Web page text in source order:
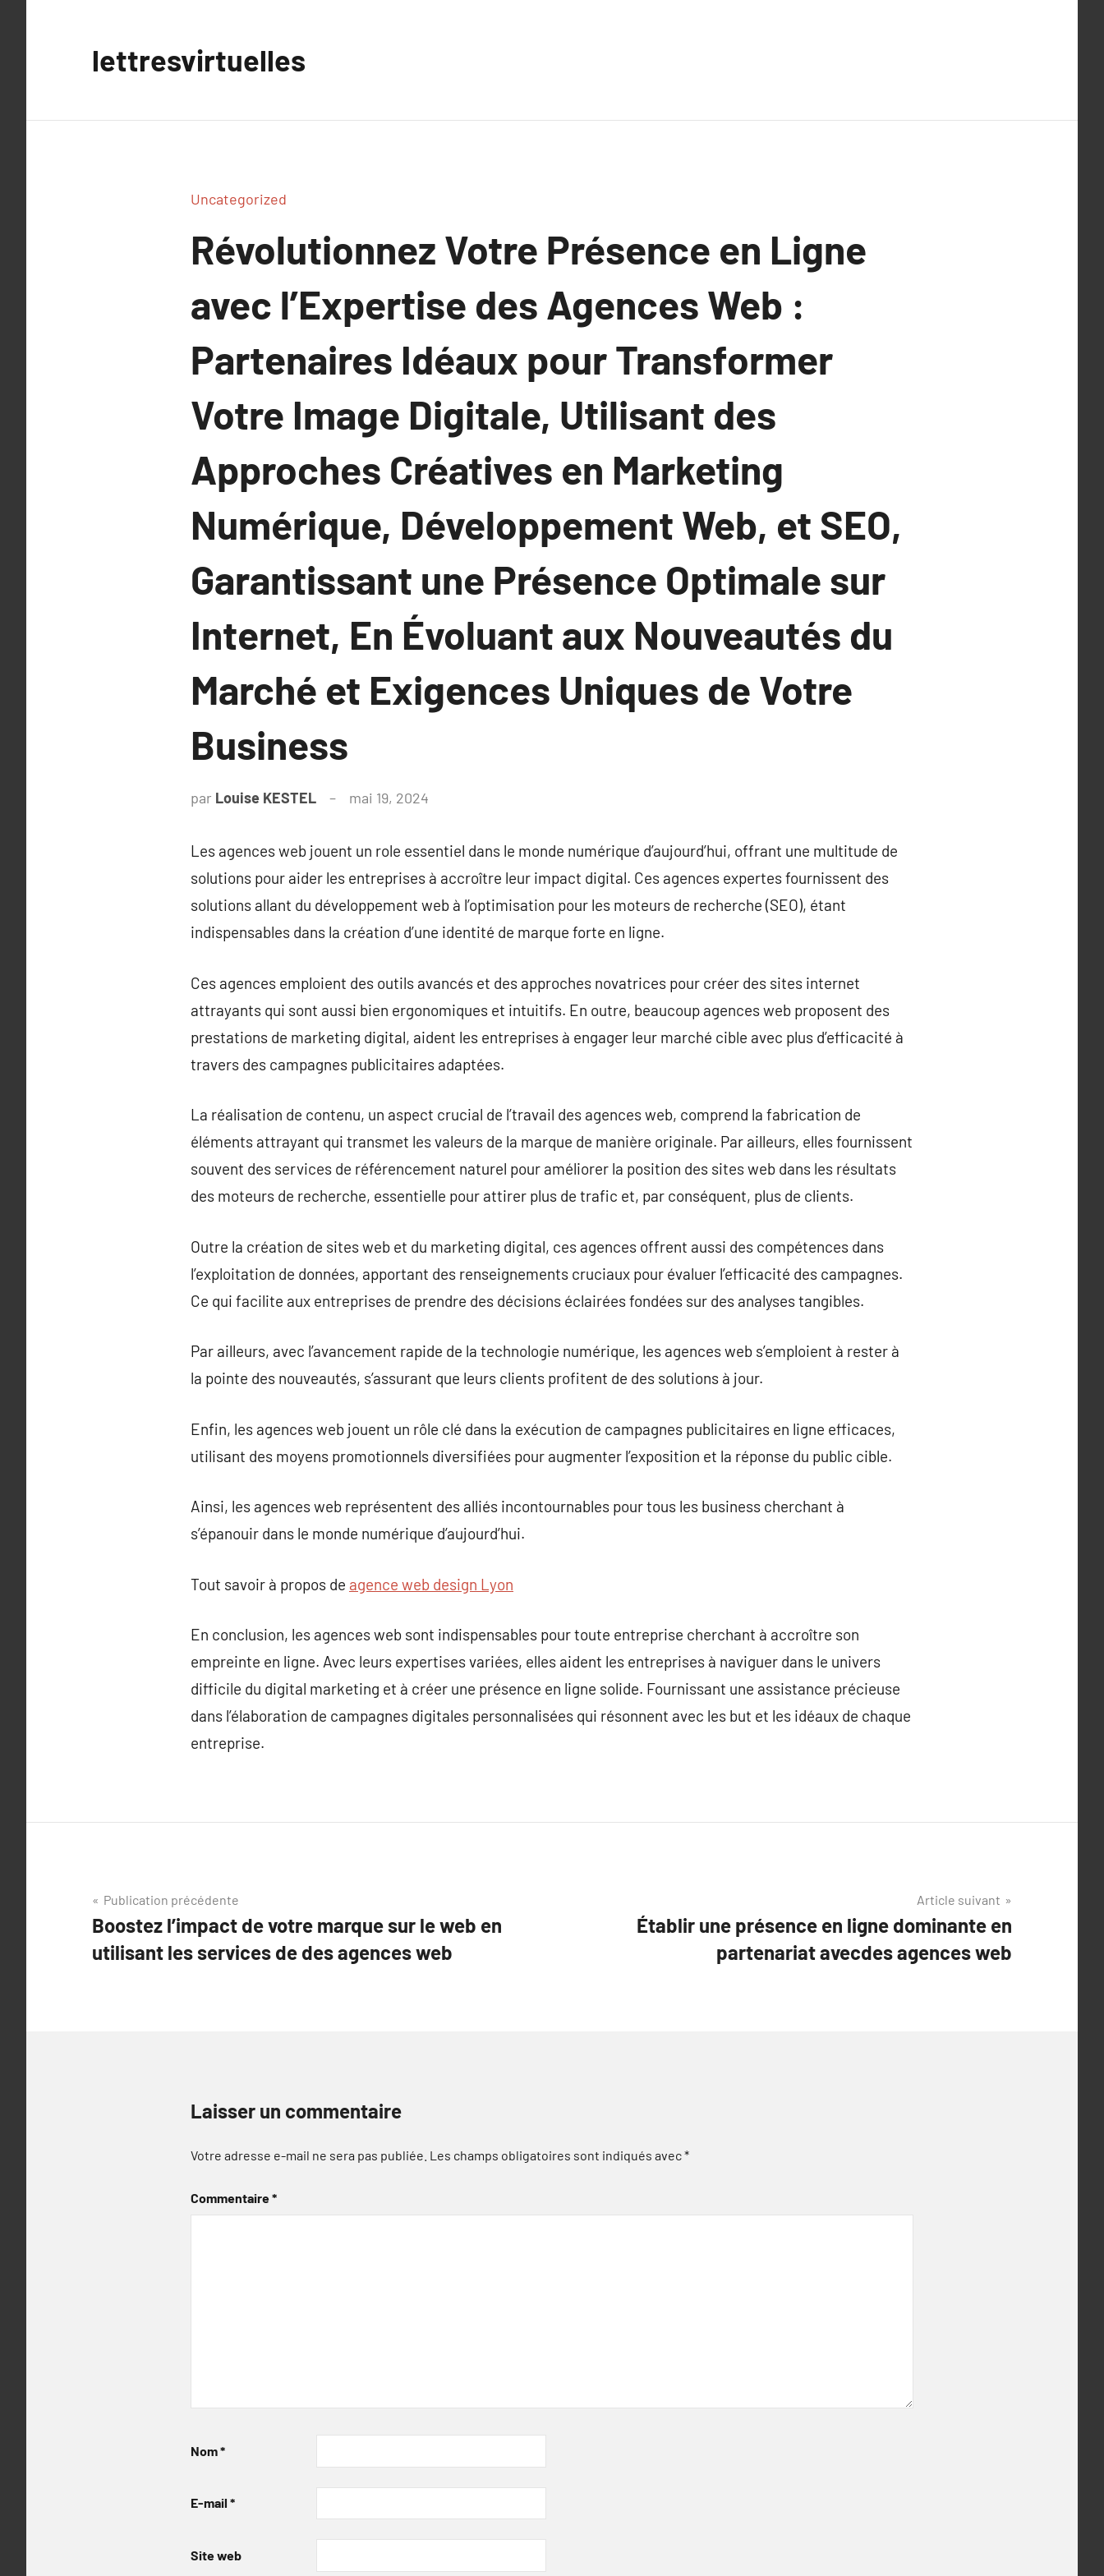
lettresvirtuelles
Uncategorized
Révolutionnez Votre Présence en Ligne
avec l’Expertise des Agences Web :
Partenaires Idéaux pour Transformer
Votre Image Digitale, Utilisant des
Approches Créatives en Marketing
Numérique, Développement Web, et SEO,
Garantissant une Présence Optimale sur
Internet, En Évoluant aux Nouveautés du
Marché et Exigences Uniques de Votre
Business
par Louise KESTEL mai 19, 2024
Les agences web jouent un role essentiel dans le monde numérique d’aujourd’hui, offrant une multitude de
solutions pour aider les entreprises à accroître leur impact digital. Ces agences expertes fournissent des
solutions allant du développement web à l’optimisation pour les moteurs de recherche (SEO), étant
indispensables dans la création d’une identité de marque forte en ligne.
Ces agences emploient des outils avancés et des approches novatrices pour créer des sites internet
attrayants qui sont aussi bien ergonomiques et intuitifs. En outre, beaucoup agences web proposent des
prestations de marketing digital, aident les entreprises à engager leur marché cible avec plus d’efficacité à
travers des campagnes publicitaires adaptées.
La réalisation de contenu, un aspect crucial de l’travail des agences web, comprend la fabrication de
éléments attrayant qui transmet les valeurs de la marque de manière originale. Par ailleurs, elles fournissent
souvent des services de référencement naturel pour améliorer la position des sites web dans les résultats
des moteurs de recherche, essentielle pour attirer plus de trafic et, par conséquent, plus de clients.
Outre la création de sites web et du marketing digital, ces agences offrent aussi des compétences dans
l’exploitation de données, apportant des renseignements cruciaux pour évaluer l’efficacité des campagnes.
Ce qui facilite aux entreprises de prendre des décisions éclairées fondées sur des analyses tangibles.
Par ailleurs, avec l’avancement rapide de la technologie numérique, les agences web s’emploient à rester à
la pointe des nouveautés, s’assurant que leurs clients profitent de des solutions à jour.
Enfin, les agences web jouent un rôle clé dans la exécution de campagnes publicitaires en ligne efficaces,
utilisant des moyens promotionnels diversifiées pour augmenter l’exposition et la réponse du public cible.
Ainsi, les agences web représentent des alliés incontournables pour tous les business cherchant à
s’épanouir dans le monde numérique d’aujourd’hui.
Tout savoir à propos de agence web design Lyon
En conclusion, les agences web sont indispensables pour toute entreprise cherchant à accroître son
empreinte en ligne. Avec leurs expertises variées, elles aident les entreprises à naviguer dans le univers
difficile du digital marketing et à créer une présence en ligne solide. Fournissant une assistance précieuse
dans l’élaboration de campagnes digitales personnalisées qui résonnent avec les but et les idéaux de chaque
entreprise.
Navigation
de
l’article
Publication précédente
Boostez l’impact de votre marque sur le web en
utilisant les services de des agences web
Article suivant
Établir une présence en ligne dominante en
partenariat avecdes agences web
Laisser un commentaire
Votre adresse e-mail ne sera pas publiée. Les champs obligatoires sont indiqués avec*
Commentaire*
Nom*
E-mail *
Site web